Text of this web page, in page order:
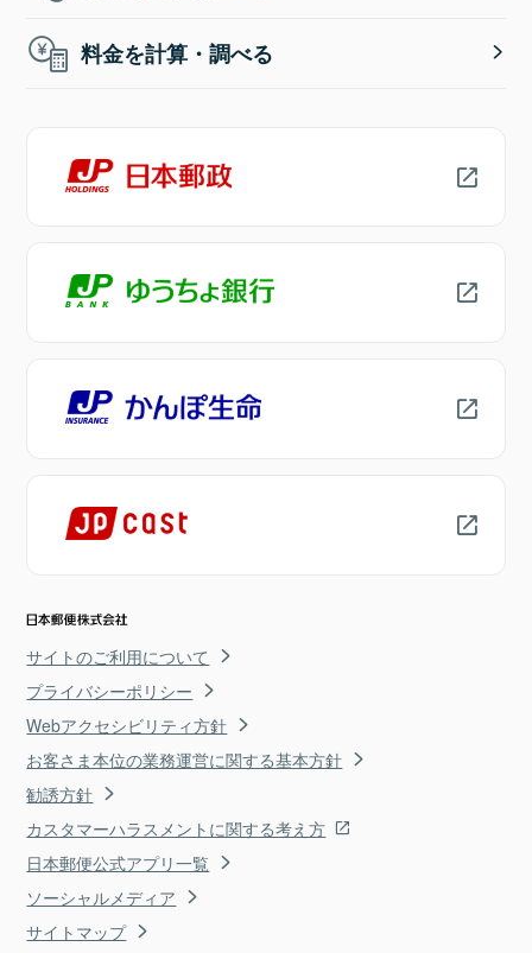
料金を計算・調べる
サイトのご利用について
プライバシーポリシー
Webアクセシビリティ方針
お客さま本位の業務運営に関する基本方針
勧誘方針
カスタマーハラスメントに関する考え方
日本郵便公式アプリ一覧
ソーシャルメディア
サイトマップ